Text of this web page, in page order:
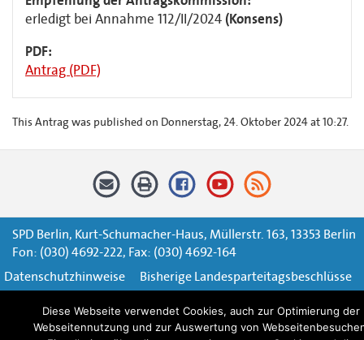
erledigt bei Annahme 112/II/2024 (Konsens)
PDF:
Antrag (PDF)
This Antrag was published on Donnerstag, 24. Oktober 2024 at 10:27.
SPD Berlin, Kurt-Schumacher-Haus, Müllerstr. 163, 13353 Berlin
Fon: (030) 4692-222, Fax: (030) 4692-164
Datenschutzhinweise
Bisherige Landesparteitagsbeschlüsse
Impressum
Kontaktformular
Diese Webseite verwendet Cookies, auch zur Optimierung der
Webseitennutzung und zur Auswertung von